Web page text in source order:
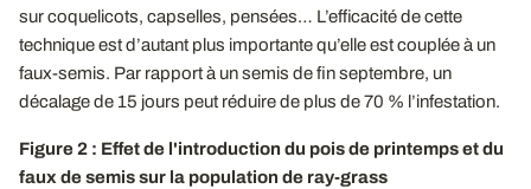
sur coquelicots, capselles, pensées… L’efficacité de cette
technique est d’autant plus importante qu’elle est couplée à un
faux-semis. Par rapport à un semis de fin septembre, un
décalage de 15 jours peut réduire de plus de 70 % l’infestation.
Figure 2 : Effet de l'introduction du pois de printemps et du
faux de semis sur la population de ray-grass